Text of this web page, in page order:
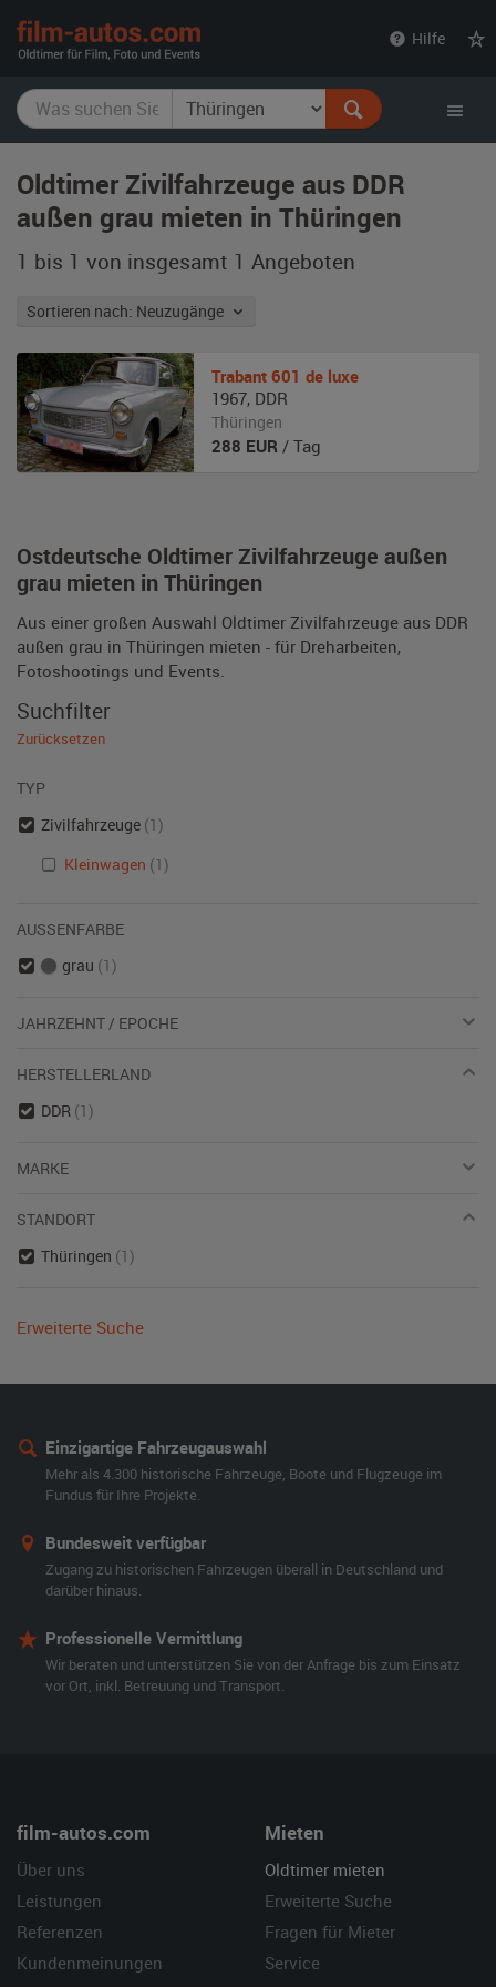
Hilfe
Oldtimer Zivilfahrzeuge aus DDR
außen grau mieten in Thüringen
1 bis 1 von insgesamt 1 Angeboten
Sortieren nach: Neuzugänge
Ostdeutsche Oldtimer Zivilfahrzeuge außen
grau mieten in Thüringen
Aus einer großen Auswahl Oldtimer Zivilfahrzeuge aus DDR
außen grau in Thüringen mieten - für Dreharbeiten,
Fotoshootings und Events.
Trabant 601 de luxe
1967, DDR
Thüringen
288 EUR / Tag
Suchfilter
Zurücksetzen
TYP
Zivilfahrzeuge (1)
Kleinwagen (1)
AUSSENFARBE
grau (1)
JAHRZEHNT / EPOCHE
HERSTELLERLAND
DDR (1)
MARKE
STANDORT
Thüringen (1)
Erweiterte Suche
Einzigartige Fahrzeugauswahl
Mehr als 4.300 historische Fahrzeuge, Boote und Flugzeuge im
Fundus für Ihre Projekte.
Bundesweit verfügbar
Zugang zu historischen Fahrzeugen überall in Deutschland und
darüber hinaus.
Professionelle Vermittlung
Wir beraten und unterstützen Sie von der Anfrage bis zum Einsatz
vor Ort, inkl. Betreuung und Transport.
film-autos.com
Über uns
Leistungen
Referenzen
Kundenmeinungen
Mieten
Oldtimer mieten
Erweiterte Suche
Fragen für Mieter
Service